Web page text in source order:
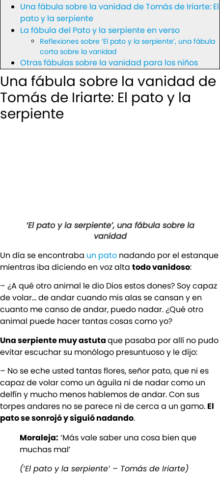
Una fábula sobre la vanidad de Tomás de Iriarte: El
pato y la serpiente
La fábula del Pato y la serpiente en verso
Reflexiones sobre ‘El pato y la serpiente’, una fábula
corta sobre la vanidad
Otras fábulas sobre la vanidad para los niños
Una fábula sobre la vanidad de
Tomás de Iriarte: El pato y la
serpiente
‘El pato y la serpiente’, una fábula sobre la
vanidad
Un día se encontraba un pato nadando por el estanque
mientras iba diciendo en voz alta todo vanidoso:
– ¿A qué otro animal le dio Dios estos dones? Soy capaz
de volar… de andar cuando mis alas se cansan y en
cuanto me canso de andar, puedo nadar. ¿Qué otro
animal puede hacer tantas cosas como yo?
Una serpiente muy astutaque pasaba por allí no pudo
evitar escuchar su monólogo presuntuoso y le dijo:
– No se eche usted tantas flores, señor pato, que ni es
capaz de volar como un águila ni de nadar como un
delfín y mucho menos hablemos de andar. Con sus
torpes andares no se parece ni de cerca a un gamo. El
pato se sonrojó y siguió nadando.
Moraleja: ‘Más vale saber una cosa bien que
muchas mal’
(‘El pato y la serpiente’ – Tomás de Iriarte)